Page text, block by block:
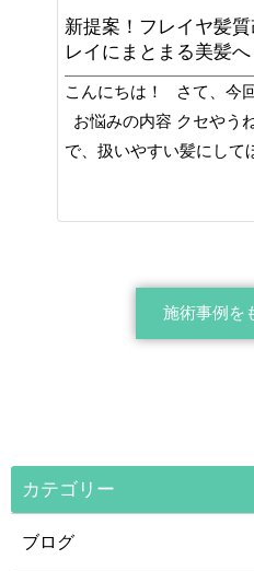
新提案！フレイヤ髪
レイにまとまる美髪へ
こんにちは！ さて、今
お悩みの内容 クセやう
で、扱いやすい髪にし
施術事例を
カテゴリー
ブログ